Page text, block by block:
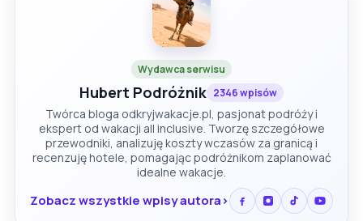
Wydawca serwisu
Hubert Podróżnik 2346 wpisów
Twórca bloga odkryjwakacje.pl, pasjonat podróży i
ekspert od wakacji all inclusive. Tworzę szczegółowe
przewodniki, analizuję koszty wczasów za granicą i
recenzuję hotele, pomagając podróżnikom zaplanować
idealne wakacje.
Zobacz wszystkie wpisy autora